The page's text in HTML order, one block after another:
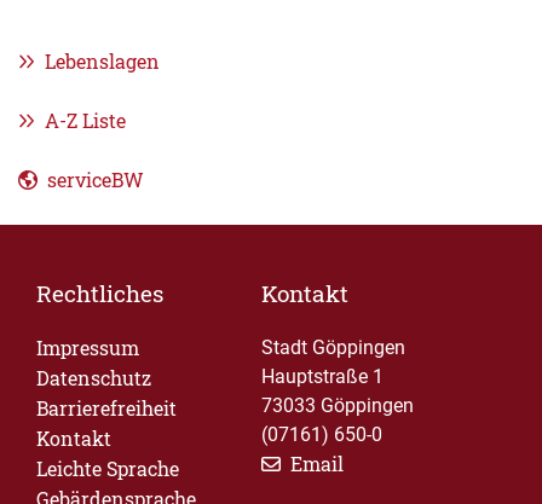
Lebenslagen
A-Z Liste
serviceBW
Rechtliches
Impressum
Datenschutz
Barrierefreiheit
Kontakt
Leichte Sprache
Gebärdensprache
Kontakt
Stadt Göppingen
Hauptstraße 1
73033 Göppingen
(07161) 650-0
Email